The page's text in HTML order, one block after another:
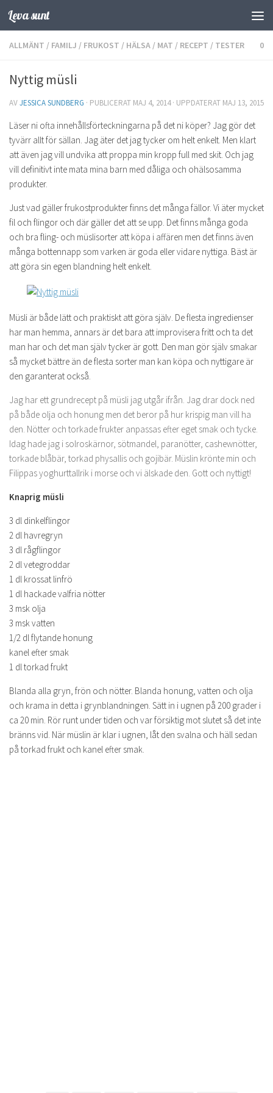
Hoppa till innehåll
Leva sunt
ALLMÄNT / FAMILJ / FRUKOST / HÄLSA / MAT / RECEPT / TESTER 0
Nyttig müsli
AVJESSICA SUNDBERG · PUBLICERAT MAJ 4, 2014· UPPDATERAT MAJ 13, 2015
Läser ni ofta innehållsförteckningarna på det ni köper? Jag gör det
tyvärr allt för sällan. Jag äter det jag tycker om helt enkelt. Men klart
att även jag vill undvika att proppa min kropp full med skit. Och jag
vill definitivt inte mata mina barn med dåliga och ohälsosamma
produkter.
Just vad gäller frukostprodukter finns det många fällor. Vi äter mycket
fil och flingor och där gäller det att se upp. Det finns många goda
och bra fling- och müslisorter att köpa i affären men det finns även
många bottennapp som varken är goda eller vidare nyttiga. Bäst är
att göra sin egen blandning helt enkelt.
Müsli är både lätt och praktiskt att göra själv. De flesta ingredienser
har man hemma, annars är det bara att improvisera fritt och ta det
man har och det man själv tycker är gott. Den man gör själv smakar
så mycket bättre än de flesta sorter man kan köpa och nyttigare är
den garanterat också.
Jag har ett grundrecept på müsli jag utgår ifrån. Jag drar dock ned
på både olja och honung men det beror på hur krispig man vill ha
den. Nötter och torkade frukter anpassas efter eget smak och tycke.
Idag hade jag i solroskärnor, sötmandel, paranötter, cashewnötter,
torkade blåbär, torkad physallis och gojibär. Müslin krönte min och
Filippas yoghurttallrik i morse och vi älskade den. Gott och nyttigt!
Knaprig müsli
3 dl dinkelflingor
2 dl havregryn
3 dl rågflingor
2 dl vetegroddar
1 dl krossat linfrö
1 dl hackade valfria nötter
3 msk olja
3 msk vatten
1/2 dl flytande honung
kanel efter smak
1 dl torkad frukt
Blanda alla gryn, frön och nötter. Blanda honung, vatten och olja
och krama in detta i grynblandningen. Sätt in i ugnen på 200 grader i
ca 20 min. Rör runt under tiden och var försiktig mot slutet så det inte
bränns vid. När müslin är klar i ugnen, låt den svalna och häll sedan
på torkad frukt och kanel efter smak.